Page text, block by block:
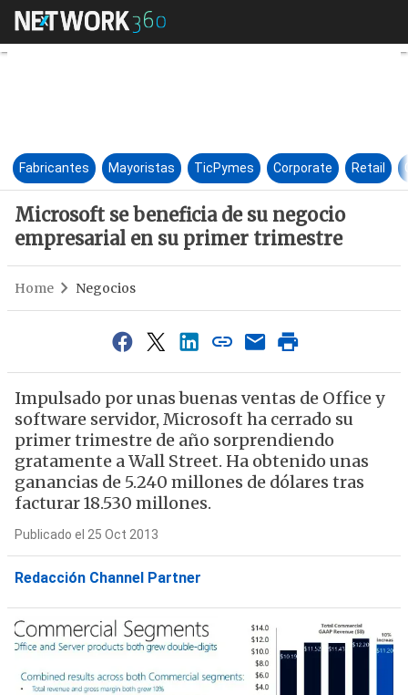
Microsoft se beneficia de su
Fabricantes Mayoristas TicPymes Corporate Retail
Microsoft se beneficia de su negocio
empresarial en su primer trimestre
Home Negocios
Impulsado por unas buenas ventas de Office y
software servidor, Microsoft ha cerrado su
primer trimestre de año sorprendiendo
gratamente a Wall Street. Ha obtenido unas
ganancias de 5.240 millones de dólares tras
facturar 18.530 millones.
Publicado el 25 Oct 2013
Redacción Channel Partner